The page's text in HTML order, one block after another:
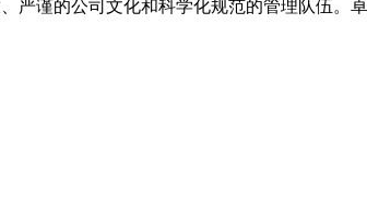
严谨的公司文化和科学化规范的管理队伍